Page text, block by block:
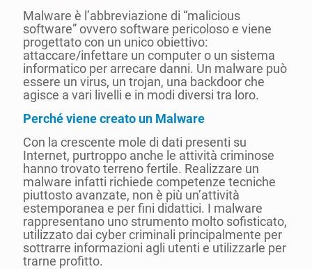
Malware è l’abbreviazione di “malicious
software” ovvero software pericoloso e viene
progettato con un unico obiettivo:
attaccare/infettare un computer o un sistema
informatico per arrecare danni. Un malware può
essere un virus, un trojan, una backdoor che
agisce a vari livelli e in modi diversi tra loro.
Perché viene creato un Malware
Con la crescente mole di dati presenti su
Internet, purtroppo anche le attività criminose
hanno trovato terreno fertile. Realizzare un
malware infatti richiede competenze tecniche
piuttosto avanzate, non è più un’attività
estemporanea e per fini didattici. I malware
rappresentano uno strumento molto sofisticato,
utilizzato dai cyber criminali principalmente per
sottrarre informazioni agli utenti e utilizzarle per
trarne profitto.